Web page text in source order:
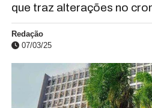
que traz alterações no
Redação
07/03/25